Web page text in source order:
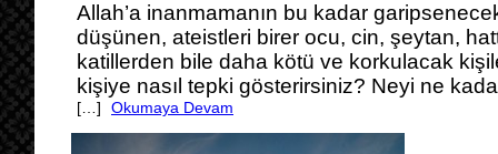
Allah’a inanmamanın bu kadar
düşünen, ateistleri birer ocu, cin, şeytan,
katillerden bile daha kötü ve korkulacak
kişiye nasıl tepki gösterirsiniz? Neyi ne
[…]Okumaya Devam